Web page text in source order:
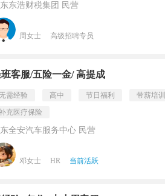
东浩财税集团 民营
周女士 高级招聘专员
客服/五险一金/ 高提成
需经验 高中 节日福利 带薪培训
充医疗保险
全安汽车服务中心 民营
邓女士 HR 当前活跃